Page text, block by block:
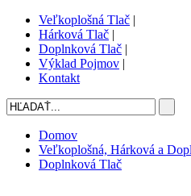
Veľkoplošná Tlač |
Hárková Tlač |
Doplnková Tlač |
Výklad Pojmov |
Kontakt
Domov
Veľkoplošná, Hárková a
Doplnková Tlač